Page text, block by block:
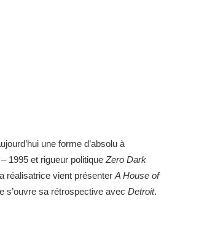
une forme d’absolu à
– 1995 et rigueur politique Zero Dark
réalisatrice vient présenter A House of
s’ouvre sa rétrospective avec Detroit.